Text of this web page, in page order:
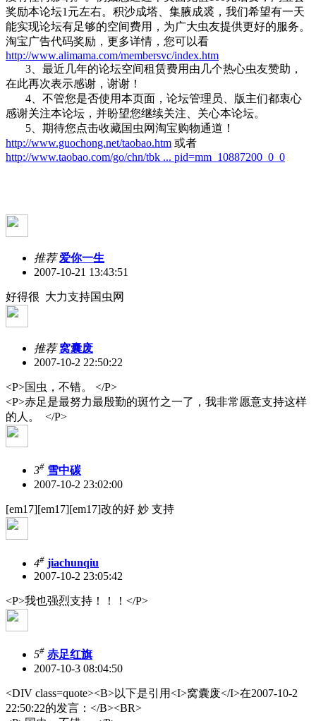
奖励本论坛1元左右。积沙成塔、集腋成裘，我们希望有一天
能实现论坛有足够的空间费用，为广大虫友提供更好的服务。
淘宝广告代码奖励，更多详情，您可以看
http://www.alimama.com/membersvc/index.htm
3、最近几年的论坛空间租赁费用由几个热心虫友赞助，
在此再次表示感谢，谢谢！
4、不管您是否使用本页面，论坛管理员、版主们都衷心
感谢关注本论坛，并盼望您继续关注、关心本论坛。
5、期待您点击收藏国虫网淘宝购物通道！
http://www.guochong.net/taobao.htm 或者
http://www.taobao.com/go/chn/tbk ... pid=mm_10887200_0_0
推荐爱你一生
2007-10-21 13:43:51
好得很 大力支持国虫网
推荐窝囊废
2007-10-2 22:50:22
<P>国虫，不错。 </P>
<P>赤足是最努力最殷勤的斑竹之一了，我非常愿意支持这样
的人。 </P>
3# 雪中碳
2007-10-2 23:02:00
[em17][em17][em17]改的好 妙 支持
4# jiachunqiu
2007-10-2 23:05:42
<P>我也强烈支持！！！</P>
5# 赤足红旗
2007-10-3 08:04:50
<DIV class=quote><B>以下是引用<I>窝囊废</I>在2007-10-2
22:50:22的发言：</B><BR>